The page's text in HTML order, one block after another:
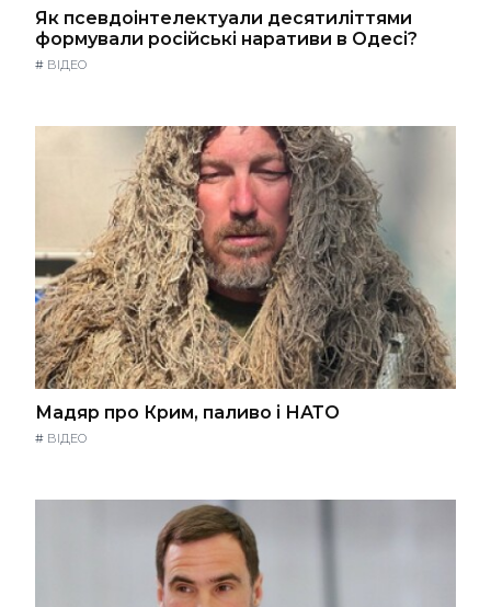
Як псевдоінтелектуали десятиліттями
формували російські наративи в Одесі?
# ВІДЕО
Мадяр про Крим, паливо і НАТО
# ВІДЕО